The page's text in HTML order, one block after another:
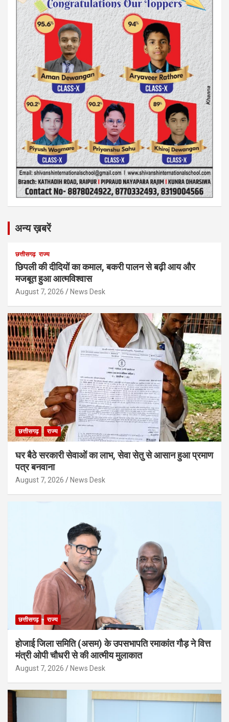
अन्य ख़बरें
छत्तीसगढ़ राज्य
छिपली की दीदियों का कमाल, बकरी पालन से बढ़ी आय और
मजबूत हुआ आत्मविश्वास
August 7, 2026 News Desk
छत्तीसगढ़ राज्य
घर बैठे सरकारी सेवाओं का लाभ, सेवा सेतु से आसान हुआ प्रमाण
पत्र बनवाना
August 7, 2026 News Desk
छत्तीसगढ़ राज्य
होजाई जिला समिति (असम) के उपसभापति रमाकांत गौड़ ने वित्त
मंत्री ओपी चौधरी से की आत्मीय मुलाकात
August 7, 2026 News Desk